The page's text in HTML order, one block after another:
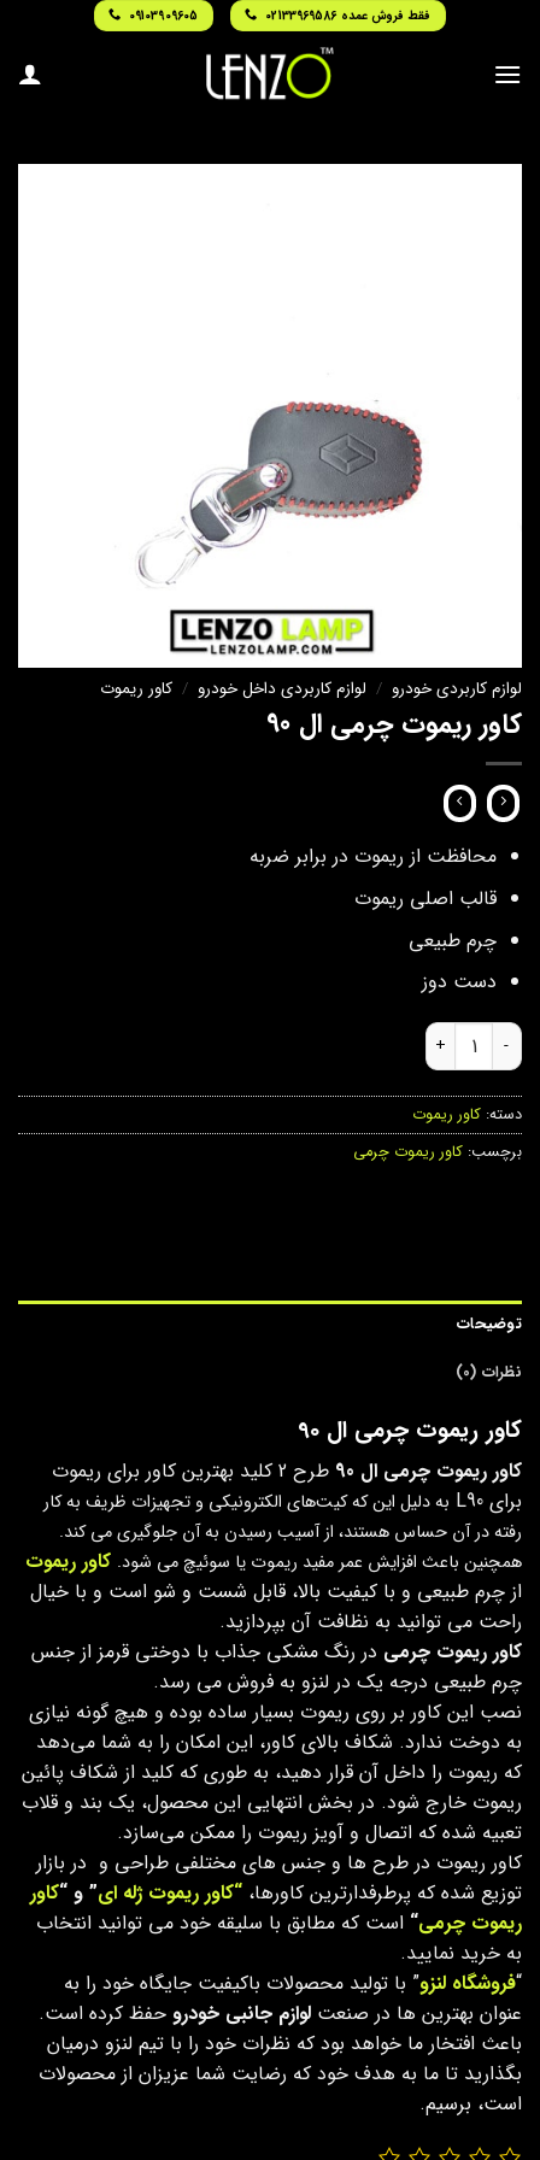
content
فقط فروش عمده 02133969586 09103909605
لوازم کاربردی خودرو / لوازم کاربردی داخل خودرو / کاور ریموت
کاور ریموت چرمی ال 90
محافظت از ریموت در برابر ضربه
قالب اصلی ریموت
چرم طبیعی
دست دوز
کاور ریموت چرمی ال 90 عدد
دسته: کاور ریموت
برچسب: کاور ریموت چرمی
توضیحات
نظرات (0)
کاور ریموت چرمی ال 90
کاور ریموت چرمی ال 90
طرح 2 کلید بهترین کاور برای ریموت
برای L90
به دلیل این که کیت‌های الکترونیکی و تجهیزات ظریف به کار
رفته در آن‌ حساس هستند، از آسیب رسیدن به آن جلوگیری می کند.
همچنین باعث افزایش عمر مفید ریموت یا سوئیچ می شود. کاور ریموت
از چرم طبیعی و با کیفیت بالا، قابل شست و شو است و با خیال
راحت می توانید به نظافت آن بپردازید.
کاور ریموت چرمی در رنگ مشکی جذاب با دوختی قرمز از جنس
چرم طبیعی درجه یک در لنزو به فروش می رسد.
نصب این کاور بر روی ریموت بسیار ساده بوده و هیچ گونه نیازی
به دوخت ندارد. شکاف بالای کاور، این امکان را به شما می‌دهد
که ریموت را داخل آن قرار دهید، به طوری که کلید از شکاف پائین
ریموت خارج شود. در بخش انتهایی این محصول، یک بند و قلاب
تعبیه شده که اتصال و آویز ریموت را ممکن می‌سازد.
کاور ریموت در طرح ها و جنس های مختلفی طراحی و در بازار
توزیع شده که پرطرفدارترین کاورها، “کاور ریموت ژله ای” و “کاور
ریموت چرمی“ است که مطابق با سلیقه خود می توانید انتخاب
به خرید نمایید.
“فروشگاه لنزو” با تولید محصولات باکیفیت جایگاه خود را به
عنوان بهترین ها در صنعت لوازم جانبی خودرو حفظ کرده است.
باعث افتخار ما خواهد بود که نظرات خود را با تیم لنزو درمیان
بگذارید تا ما به هدف خود که رضایت شما عزیزان از محصولات
است، برسیم.